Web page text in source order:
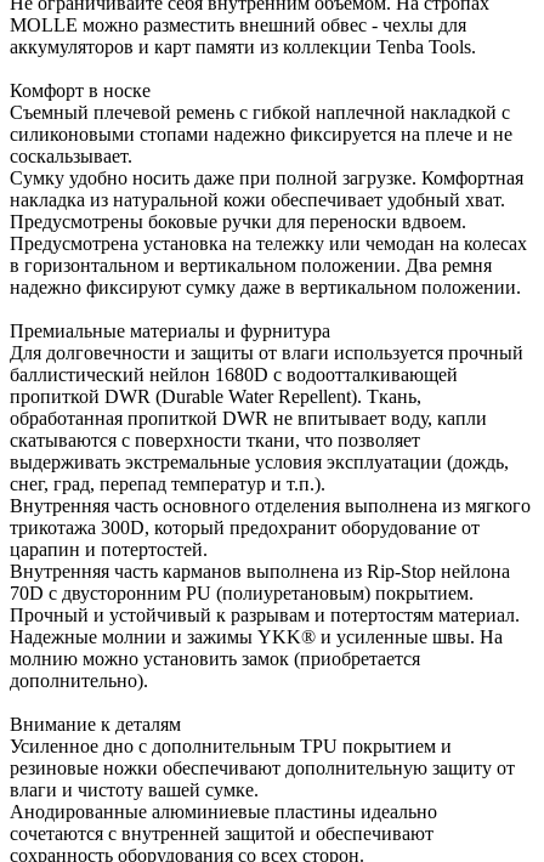
MOLLE можно разместить внешний обвес - чехлы для
аккумуляторов и карт памяти из коллекции Tenba Tools.
Комфорт в носке
Съемный плечевой ремень с гибкой наплечной накладкой с
силиконовыми стопами надежно фиксируется на плече и не
соскальзывает.
Сумку удобно носить даже при полной загрузке. Комфортная
накладка из натуральной кожи обеспечивает удобный хват.
Предусмотрены боковые ручки для переноски вдвоем.
Предусмотрена установка на тележку или чемодан на колесах
в горизонтальном и вертикальном положении. Два ремня
надежно фиксируют сумку даже в вертикальном положении.
Премиальные материалы и фурнитура
Для долговечности и защиты от влаги используется прочный
баллистический нейлон 1680D с водоотталкивающей
пропиткой DWR (Durable Water Repellent). Ткань,
обработанная пропиткой DWR не впитывает воду, капли
скатываются с поверхности ткани, что позволяет
выдерживать экстремальные условия эксплуатации (дождь,
снег, град, перепад температур и т.п.).
Внутренняя часть основного отделения выполнена из мягкого
трикотажа 300D, который предохранит оборудование от
царапин и потертостей.
Внутренняя часть карманов выполнена из Rip-Stop нейлона
70D с двусторонним PU (полиуретановым) покрытием.
Прочный и устойчивый к разрывам и потертостям материал.
Надежные молнии и зажимы YKK® и усиленные швы. На
молнию можно установить замок (приобретается
дополнительно).
Внимание к деталям
Усиленное дно с дополнительным TPU покрытием и
резиновые ножки обеспечивают дополнительную защиту от
влаги и чистоту вашей сумке.
Анодированные алюминиевые пластины идеально
сочетаются с внутренней защитой и обеспечивают
сохранность оборудования со всех сторон.